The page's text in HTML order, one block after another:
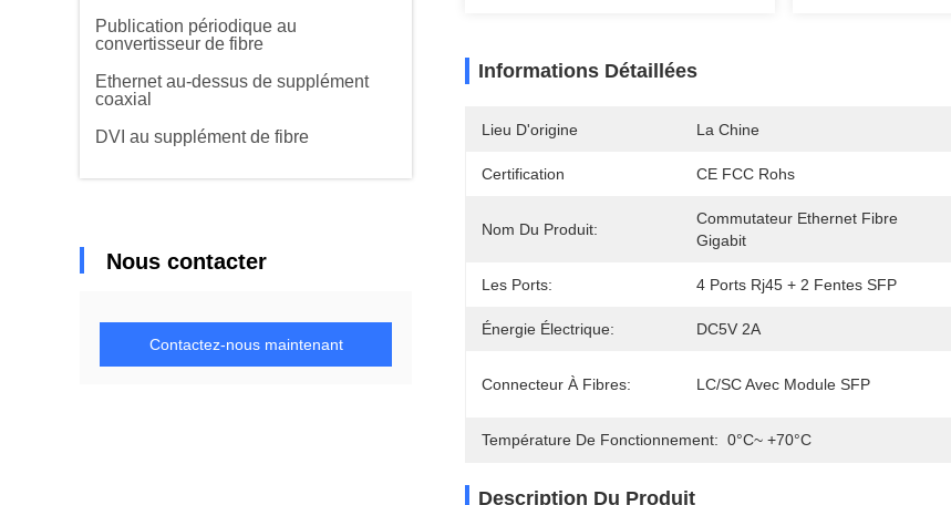
Publication périodique au
convertisseur de fibre
Ethernet au-dessus de supplément
coaxial
DVI au supplément de fibre
Nous contacter
Contactez-nous maintenant
Informations Détaillées
Lieu D'origine La Chine
Certification CE FCC Rohs
Nom Du Produit:
Commutateur Ethernet Fibre
Gigabit
Les Ports: 4 Ports Rj45 + 2 Fentes SFP
Énergie Électrique: DC5V 2A
Connecteur À Fibres: LC/SC Avec Module SFP
Température De Fonctionnement: 0°C~ +70°C
Description Du Produit